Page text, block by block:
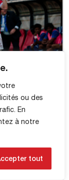
ou des
En
à notre
tout